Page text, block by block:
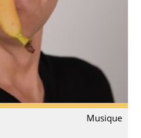
Musique